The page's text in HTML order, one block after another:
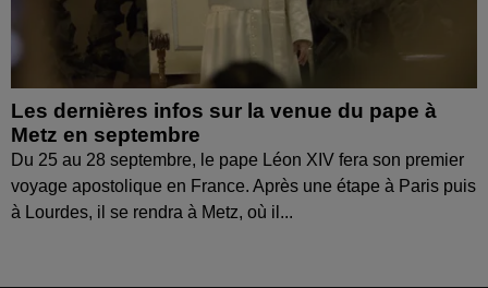
Les dernières infos sur la venue du pape à
Metz en septembre
Du 25 au 28 septembre, le pape Léon XIV fera son premier
voyage apostolique en France. Après une étape à Paris puis
à Lourdes, il se rendra à Metz, où il...